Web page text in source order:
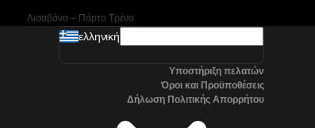
Λισαβόνα – Πόρτο Tρένο
Μαδρίτη προς Αλικάντε Τρένα
Στοκχόλμη προς Γκέτεμποργκ Τρένα
ελληνική
Υποστήριξη πελατών
Όροι και Προϋποθέσεις
Δήλωση Πολιτικής Απορρήτου